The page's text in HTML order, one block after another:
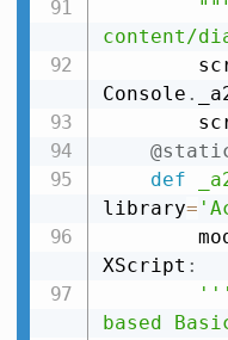
content/
Console .
def
library=
XScript :
'''
based